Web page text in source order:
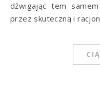
dźwigając tem
przez skuteczną i